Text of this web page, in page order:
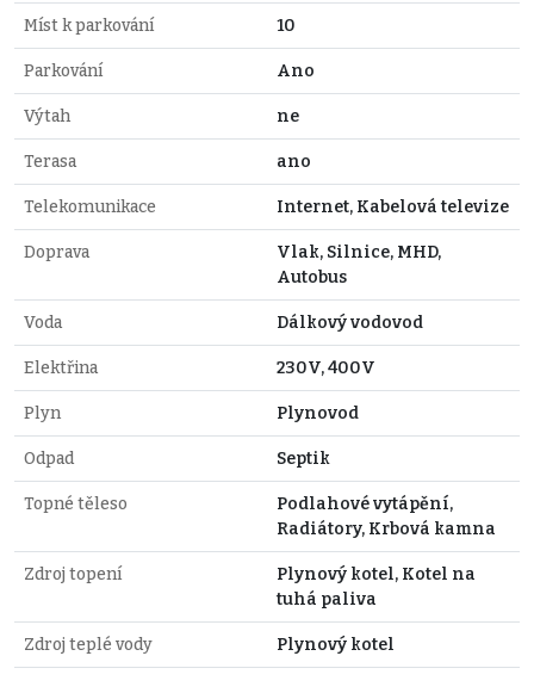
Míst k parkování 10
Parkování Ano
Výtah ne
Terasa ano
Telekomunikace Internet, Kabelová televize
Doprava
Vlak, Silnice, MHD,
Autobus
Voda Dálkový vodovod
Elektřina 230V, 400V
Plyn Plynovod
Odpad Septik
Topné těleso
Podlahové vytápění,
Radiátory, Krbová kamna
Zdroj topení
Plynový kotel, Kotel na
tuhá paliva
Zdroj teplé vody Plynový kotel